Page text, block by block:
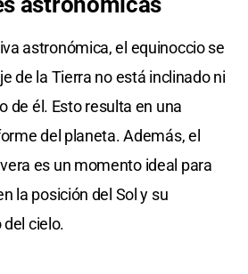
astronómica, el equinoccio se
de la Tierra no está inclinado ni
de él. Esto resulta en una
del planeta. Además, el
es un momento ideal para
la posición del Sol y su
cielo.